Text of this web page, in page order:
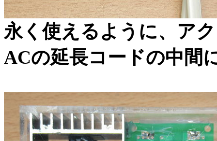
永く使えるように、ア
ACの延長コードの中間